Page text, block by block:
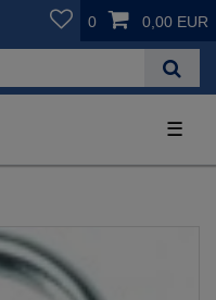
0 0,00 EUR
☰